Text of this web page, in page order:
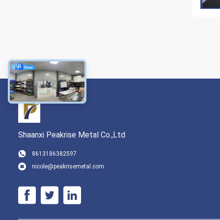
Shaanxi Peakrise Metal Co.,Ltd
8613186382597
nicole@peakrisemetal.com